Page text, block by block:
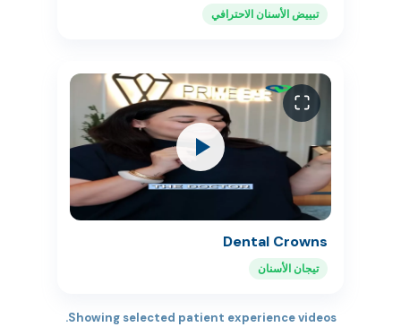
تبييض الأسنان الاحترافي
Dental Crowns
تيجان الأسنان
Showing selected patient experience videos.